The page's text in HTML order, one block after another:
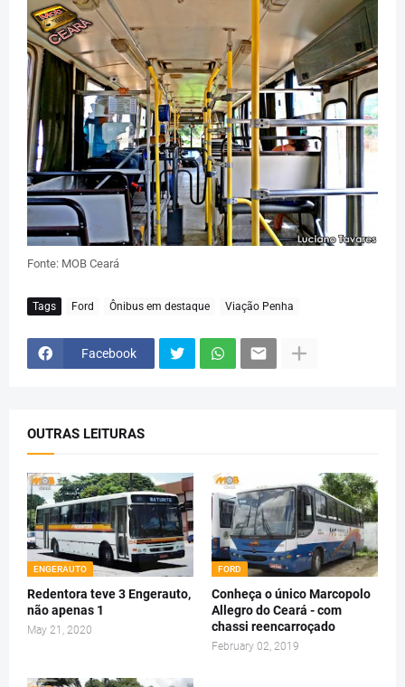
Fonte: MOB Ceará
Tags Ford Ônibus em destaque Viação Penha
Facebook
OUTRAS LEITURAS
ENGERAUTO
Redentora teve 3 Engerauto,
não apenas 1
May 21, 2020
FORD
Conheça o único Marcopolo
Allegro do Ceará - com
chassi reencarroçado
February 02, 2019